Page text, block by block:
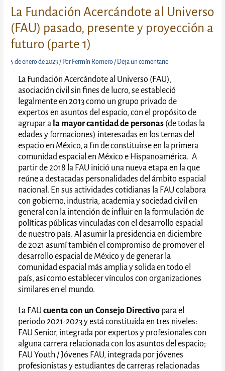
La Fundación Acercándote al Universo
(FAU) pasado, presente y proyección a
futuro (parte 1)
5 de enero de 2023/ Por Fermín Romero/ Deja un comentario
La Fundación Acercándote al Universo (FAU),
asociación civil sin fines de lucro, se estableció
legalmente en 2013 como un grupo privado de
expertos en asuntos del espacio, con el propósito de
agrupar a la mayor cantidad de personas (de todas la
edades y formaciones) interesadas en los temas del
espacio en México, a fin de constituirse en la primera
comunidad espacial en México e Hispanoamérica. A
partir de 2018 la FAU inició una nueva etapa en la que
reúne a destacadas personalidades del ámbito espacial
nacional. En sus actividades cotidianas la FAU colabora
con gobierno, industria, academia y sociedad civil en
general con la intención de influir en la formulación de
políticas públicas vinculadas con el desarrollo espacial
de nuestro país. Al asumir la presidencia en diciembre
de 2021 asumí también el compromiso de promover el
desarrollo espacial de México y de generar la
comunidad espacial más amplia y solida en todo el
país, así como establecer vínculos con organizaciones
similares en el mundo.
La FAUcuenta con un Consejo Directivo para el
periodo 2021-2023 y está constituida en tres niveles:
FAU Senior, integrada por expertos y profesionales con
alguna carrera relacionada con los asuntos del espacio;
FAU Youth / Jóvenes FAU, integrada por jóvenes
profesionistas y estudiantes de carreras relacionadas